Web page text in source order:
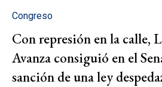
Congreso
Con represión en la calle,
Avanza consiguió en el
sanción de una ley